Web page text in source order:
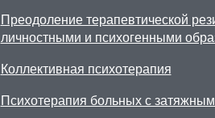
Преодоление терапевтической
личностными и психогенными
Коллективная психотерапия
Психотерапия больных с